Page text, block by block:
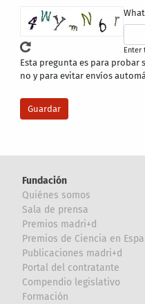
Enter
Esta pregunta es para probar
no y para evitar envíos
Fundación
Quiénes somos
Sala de prensa
Premios madri+d
Premios de Ciencia en
Publicaciones madri+d
Portal del contratante
Compendio legislativo
Formación